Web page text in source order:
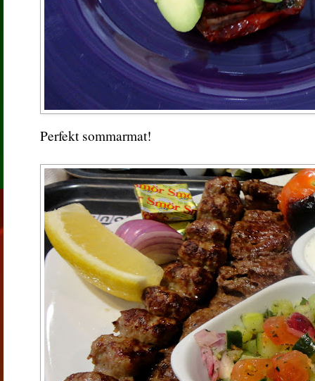
Perfekt sommarmat!